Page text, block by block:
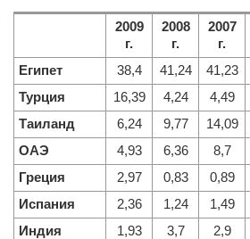
2009
г.
2008
г.
2007
г.
Египет
38,4 41,24 41,23
Турция
16,39 4,24 4,49
Таиланд
6,24 9,77 14,09
ОАЭ
4,93 6,36 8,7
Греция
2,97 0,83 0,89
Испания
2,36 1,24 1,49
Индия
1,93 3,7 2,9